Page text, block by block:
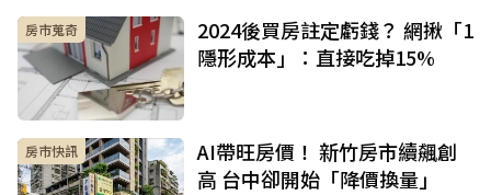
房市蒐奇
2024後買房註定虧錢？ 網揪「1
隱形成本」：直接吃掉15%
房市快訊
AI帶旺房價！ 新竹房市續飆創
高 台中卻開始「降價換量」